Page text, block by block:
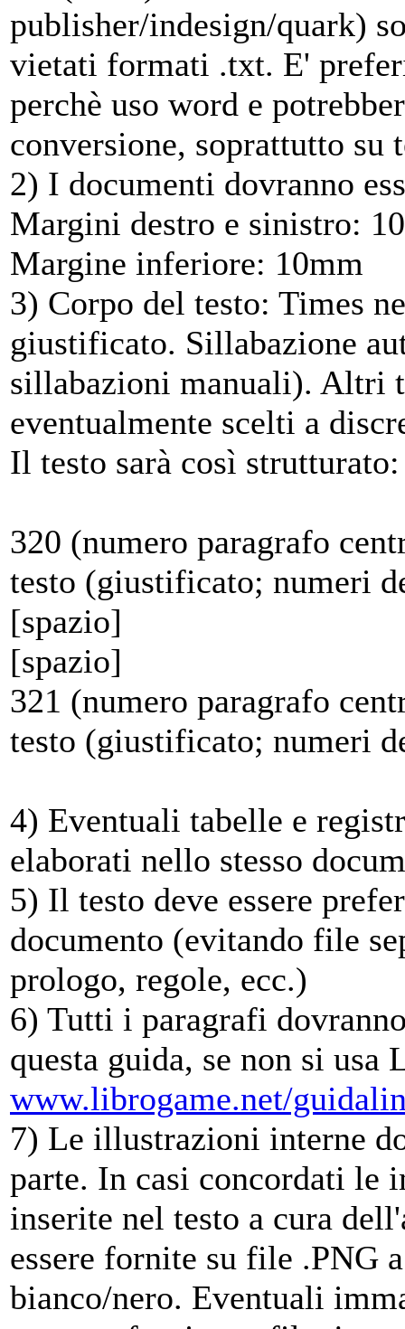
publisher/indesign/quark)
vietati formati .txt. E'
perchè uso word e
conversione, soprattutto su
2) I documenti dovranno
Margini destro e sinistro:
Margine inferiore: 10mm
3) Corpo del testo: Times
giustificato. Sillabazione
sillabazioni manuali). Altri
eventualmente scelti a
Il testo sarà così strutturato:
320 (numero paragrafo
testo (giustificato; numeri
[spazio]
[spazio]
321 (numero paragrafo
testo (giustificato; numeri
4) Eventuali tabelle e
elaborati nello stesso
5) Il testo deve essere
documento (evitando file
prologo, regole, ecc.)
6) Tutti i paragrafi
questa guida, se non si usa
www.librogame.net/
7) Le illustrazioni interne
parte. In casi concordati le
inserite nel testo a cura
essere fornite su file .PNG
bianco/nero. Eventuali